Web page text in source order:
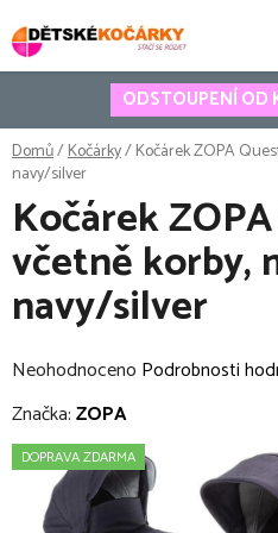
na
obsah
ODSTOUPENÍ OD
Domů/Kočárky/Kočárek ZOPA
navy/silver
Kočárek
včetně korby,
navy/silver
Průměrné
hodnocení
je
Neohodnoceno Podrobnosti
Značka:ZOPA
DOPRAVA ZDARMA